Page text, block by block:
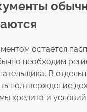
остается
необходим
В
подтверждение
кредита и